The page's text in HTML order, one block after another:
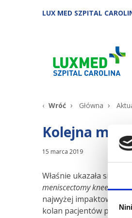
LUX MED SZPITAL
Wróć Główna
Kolejna
15 marca 2019
Właśnie ukazała się
meniscectomy knee”.
najwyżej
kolan pacjentów po